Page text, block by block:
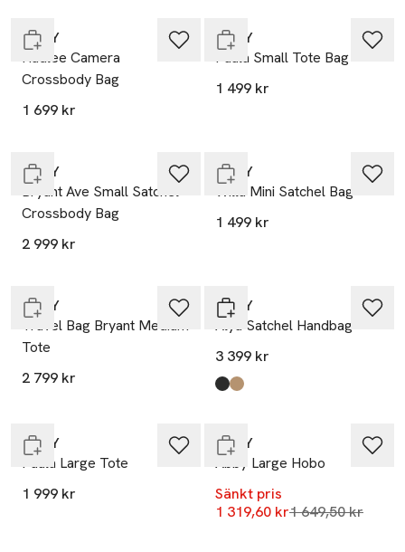
DKNY
Hadlee Camera
Crossbody Bag
1 699 kr
DKNY
Paula Small Tote Bag
1 499 kr
DKNY
Bryant Ave Small Satchel
Crossbody Bag
2 999 kr
DKNY
Willa Mini Satchel Bag
1 499 kr
DKNY
Travel Bag Bryant Medium
Tote
2 799 kr
DKNY
Alya Satchel Handbag
3 399 kr
Produkten finns i färgerna:
Black/Gold
Cappucino
DKNY
Paula Large Tote
1 999 kr
-20%
DKNY
Abby Large Hobo
Sänkt pris
1 319,60 krLägsta pris 30
1 649,50 kr